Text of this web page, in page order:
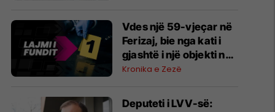
Munichun
Vdes një 59-vjeçar në
Ferizaj, bie nga kati i
gjashtë i një objekti në
ndërtim
Kronika e Zezë
Deputeti i LVV-së: